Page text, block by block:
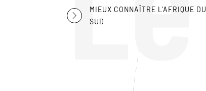
MIEUX CONNAÎTRE L'AFRIQUE DU
SUD